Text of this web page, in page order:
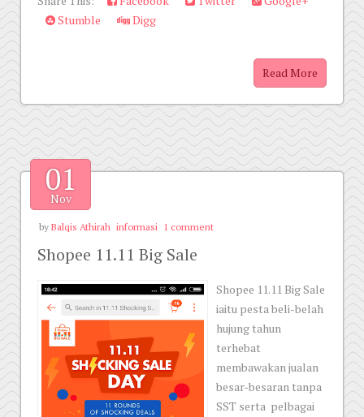
Stumble
Digg
Read More
01
Nov
by Balqis Athirah informasi 1 comment
Shopee 11.11 Big Sale
Shopee 11.11 Big Sale
iaitu pesta beli-belah
hujung tahun
terhebat
membawakan jualan
besar-besaran tanpa
SST serta pelbagai